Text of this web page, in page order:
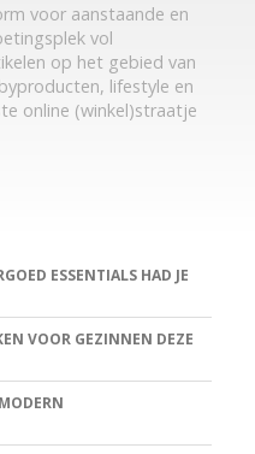
voor aanstaande en
vol
op het gebied van
lifestyle en
online (winkel)straatje
ESSENTIALS HAD JE
VOOR GEZINNEN DEZE